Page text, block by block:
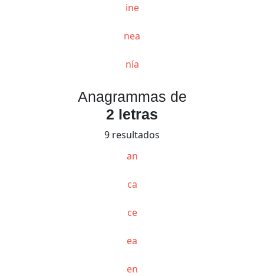
ine
nea
nía
Anagrammas de
2 letras
9 resultados
an
ca
ce
ea
en